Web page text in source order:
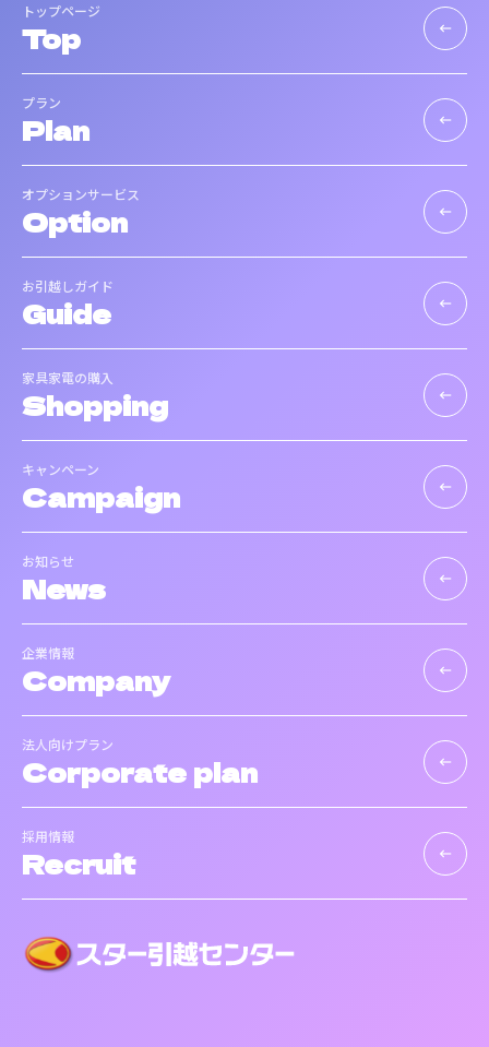
トップページ
Top keyboard_backspace
プラン
Plan keyboard_backspace
オプションサービス
Option keyboard_backspace
お引越しガイド
Guide keyboard_backspace
家具家電の購入
Shopping keyboard_backspace
キャンペーン
Campaign keyboard_backspace
お知らせ
News keyboard_backspace
企業情報
Company keyboard_backspace
法人向けプラン
Corporate plan keyboard_backspace
採用情報
Recruit keyboard_backspace